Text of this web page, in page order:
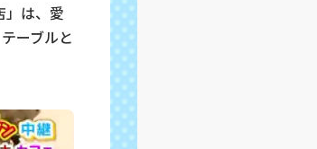
」は、愛
ーブルと